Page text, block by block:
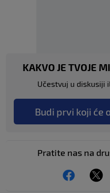
KAKVO JE TVOJE
Učestvuj u diskusiji
Budi prvi koji će
Pratite nas na